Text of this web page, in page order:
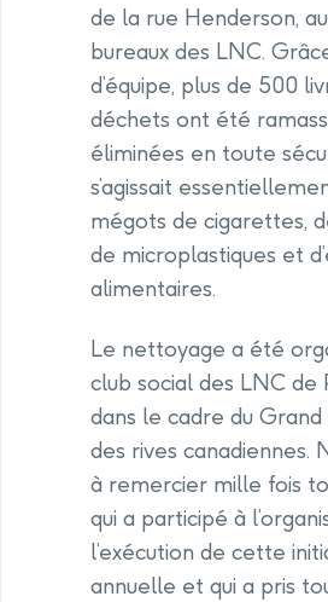
de la rue Henderson,
bureaux des LNC.
d’équipe, plus de 500
déchets ont été
éliminées en toute
s’agissait
mégots de cigarettes,
de microplastiques et
alimentaires.
Le nettoyage a été
club social des LNC de
dans le cadre du
des rives canadiennes.
à remercier mille fois
qui a participé à
l’exécution de cette
annuelle et qui a pris